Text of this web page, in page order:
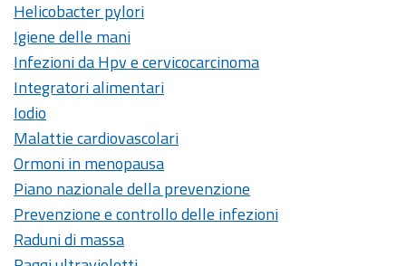
Helicobacter pylori
Igiene delle mani
Infezioni da Hpv e cervicocarcinoma
Integratori alimentari
Iodio
Malattie cardiovascolari
Ormoni in menopausa
Piano nazionale della prevenzione
Prevenzione e controllo delle infezioni
Raduni di massa